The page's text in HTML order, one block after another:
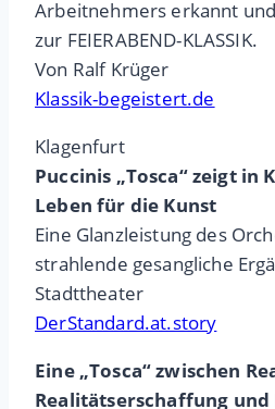
Arbeitnehmers erkannt
zur FEIERABEND-KLASSIK.
Von Ralf Krüger
Klassik-begeistert.de
Klagenfurt
Puccinis „Tosca“ zeigt in
Leben für die Kunst
Eine Glanzleistung des
strahlende gesangliche
Stadttheater
DerStandard.at.story
Eine „Tosca“ zwischen
Realitätserschaffung